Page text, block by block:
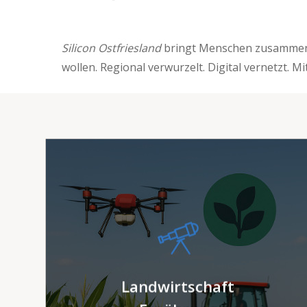
Silicon Ostfrieslandbringt Menschen
wollen. Regional verwurzelt. Digital vernetzt.
Landwirtschaft
Digitale Sensorik, Drohnen
und Datenanalyse können
das ostfriesische Feld
effizienter und nachhaltiger
machen. Innovation beginnt